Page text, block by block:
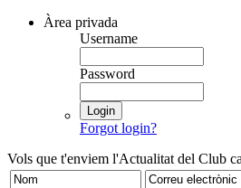
Àrea privada
Username
Password
Forgot login?
Vols que t'enviem l'Actualitat del Club